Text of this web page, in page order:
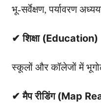
भू-सर्वेक्षण, पर्यावरण
✔ शिक्षा (Education)
स्कूलों और कॉलेजों में
✔ मैप रीडिंग (Map